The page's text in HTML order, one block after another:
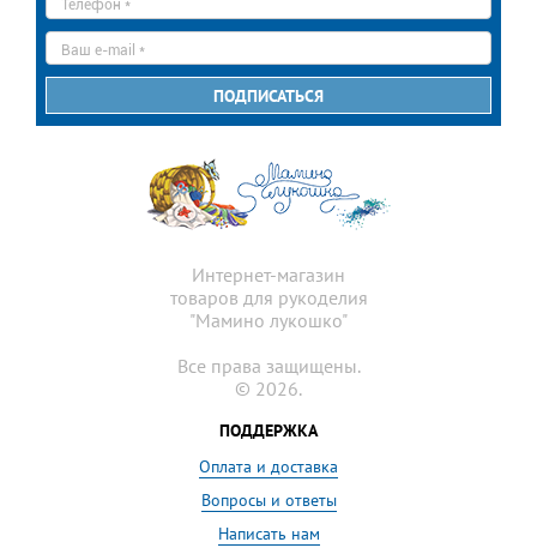
*
mail
*
ПОДПИСАТЬСЯ
Интернет-магазин
товаров для рукоделия
"Мамино лукошко"
Все права защищены.
© 2026.
ПОДДЕРЖКА
Оплата и доставка
Вопросы и ответы
Написать нам